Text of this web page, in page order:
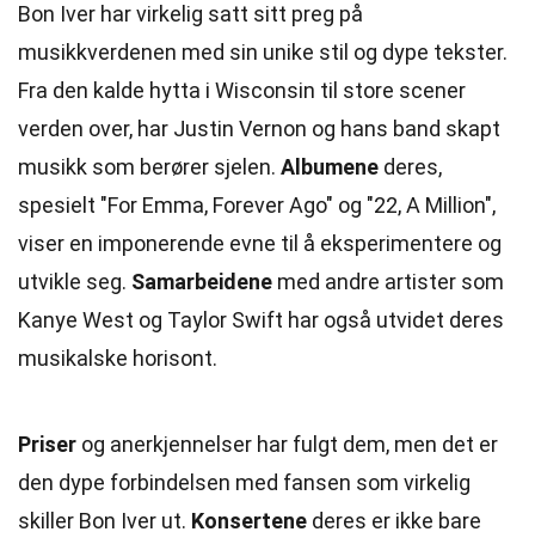
Bon Iver har virkelig satt sitt preg på
musikkverdenen med sin unike stil og dype tekster.
Fra den kalde hytta i Wisconsin til store scener
verden over, har Justin Vernon og hans band skapt
musikk som berører sjelen. Albumene deres,
spesielt "For Emma, Forever Ago" og "22, A Million",
viser en imponerende evne til å eksperimentere og
utvikle seg. Samarbeidene med andre artister som
Kanye West og Taylor Swift har også utvidet deres
musikalske horisont.
Priser og anerkjennelser har fulgt dem, men det er
den dype forbindelsen med fansen som virkelig
skiller Bon Iver ut. Konsertene deres er ikke bare